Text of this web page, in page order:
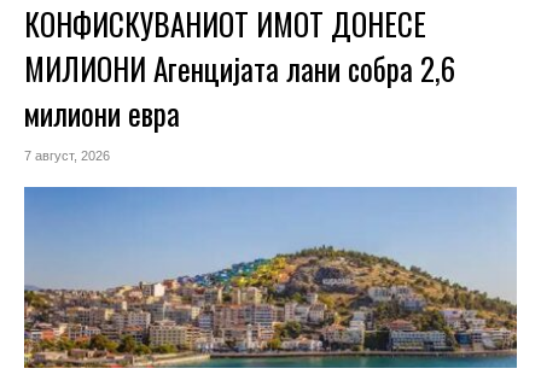
КОНФИСКУВАНИОТ ИМОТ ДОНЕСЕ
МИЛИОНИ Агенцијата лани собра 2,6
милиони евра
7 август, 2026